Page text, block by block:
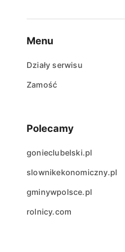
Menu
Działy serwisu
Zamość
Polecamy
gonieclubelski.pl
slownikekonomiczny.pl
gminywpolsce.pl
rolnicy.com